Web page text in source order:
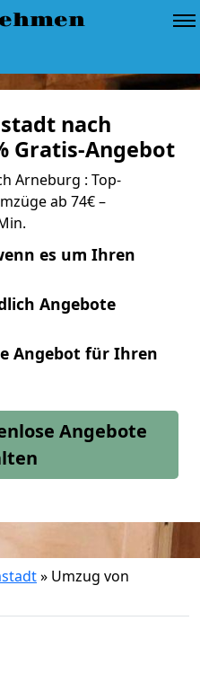
nach
Gratis-Angebot
Arneburg : Top-
ab 74€ –
es um Ihren
Angebote
Angebot für Ihren
Angebote
» Umzug von